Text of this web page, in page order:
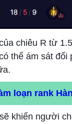
chiêu R từ
thể ám sát
loạn rank
khiến người